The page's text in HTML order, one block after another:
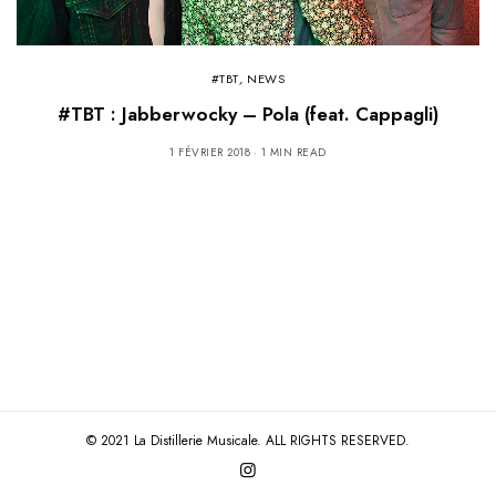
#TBT, NEWS
#TBT : Jabberwocky – Pola (feat. Cappagli)
1 FÉVRIER 2018 1 MIN READ
© 2021 La Distillerie Musicale. ALL RIGHTS RESERVED.